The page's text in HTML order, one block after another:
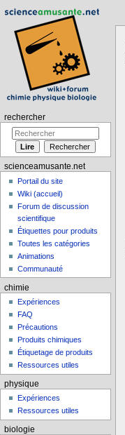
rechercher
scienceamusante.net
Portail du site
Wiki (accueil)
Forum de discussion
scientifique
Étiquettes pour produits
Toutes les catégories
Animations
Communauté
chimie
Expériences
FAQ
Précautions
Produits chimiques
Étiquetage de produits
Ressources utiles
physique
Expériences
Ressources utiles
biologie